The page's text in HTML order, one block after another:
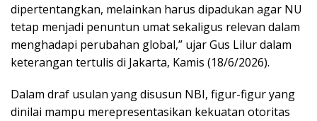
dipertentangkan, melainkan harus dipadukan agar NU
tetap menjadi penuntun umat sekaligus relevan dalam
menghadapi perubahan global,” ujar Gus Lilur dalam
keterangan tertulis di Jakarta, Kamis (18/6/2026).
Dalam draf usulan yang disusun NBI, figur-figur yang
dinilai mampu merepresentasikan kekuatan otoritas